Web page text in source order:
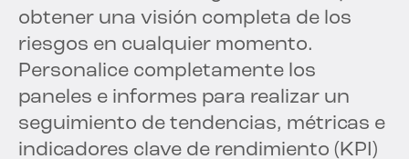
obtener una visión completa de los
riesgos en cualquier momento.
Personalice completamente los
paneles e informes para realizar un
seguimiento de tendencias, métricas e
indicadores clave de rendimiento (KPI)